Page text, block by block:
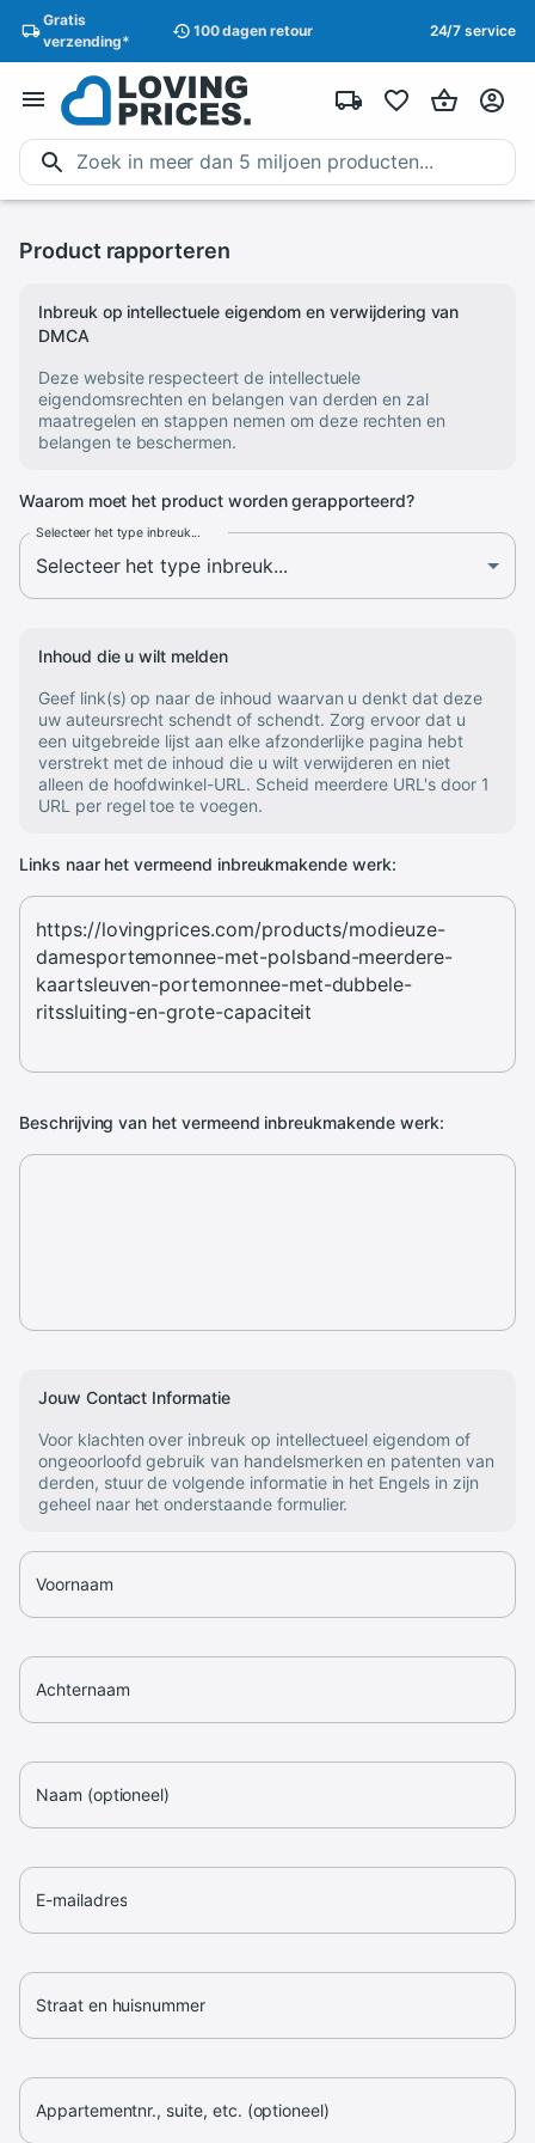
Gratis
verzending*
100 dagen retour 24/7 service
Product rapporteren
Inbreuk op intellectuele eigendom en verwijdering van
DMCA
Deze website respecteert de intellectuele
eigendomsrechten en belangen van derden en zal
maatregelen en stappen nemen om deze rechten en
belangen te beschermen.
Waarom moet het product worden gerapporteerd?
Selecteer het type inbreuk...
Inhoud die u wilt melden
Geef link(s) op naar de inhoud waarvan u denkt dat deze
uw auteursrecht schendt of schendt. Zorg ervoor dat u
een uitgebreide lijst aan elke afzonderlijke pagina hebt
verstrekt met de inhoud die u wilt verwijderen en niet
alleen de hoofdwinkel-URL. Scheid meerdere URL's door 1
URL per regel toe te voegen.
Links naar het vermeend inbreukmakende werk:
Beschrijving van het vermeend inbreukmakende werk:
Jouw Contact Informatie
Voor klachten over inbreuk op intellectueel eigendom of
ongeoorloofd gebruik van handelsmerken en patenten van
derden, stuur de volgende informatie in het Engels in zijn
geheel naar het onderstaande formulier.
Voornaam
Achternaam
Naam (optioneel)
E-mailadres
Straat en huisnummer
Appartementnr., suite, etc. (optioneel)